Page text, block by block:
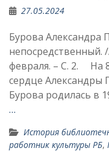
27.05.2024
Бурова Александра
непосредственный.
февраля. – С. 2. На
сердце
Бурова родилась в
…
История
работник куль­туры РБ,